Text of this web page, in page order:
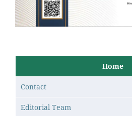
Home
Contact
Editorial Team